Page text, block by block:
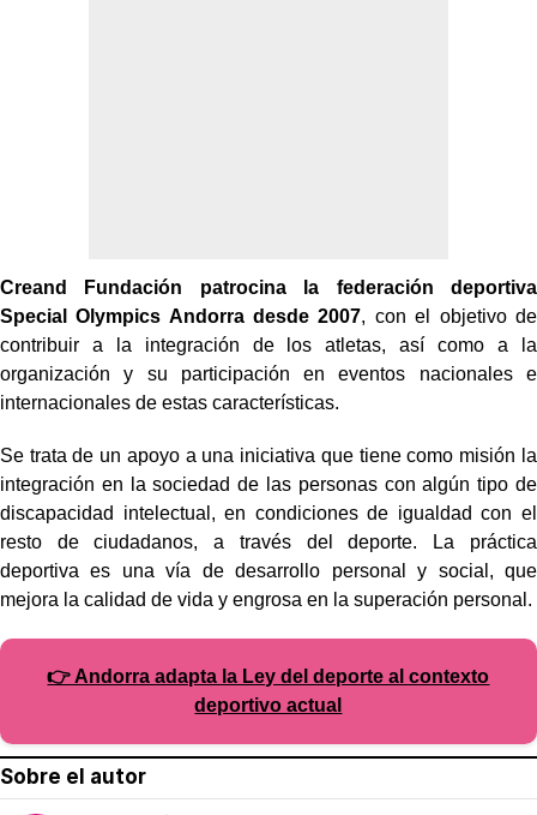
Creand Fundación patrocina la federación deportiva
Special Olympics Andorra desde 2007, con el objetivo de
contribuir a la integración de los atletas, así como a la
organización y su participación en eventos nacionales e
internacionales de estas características.
Se trata de un apoyo a una iniciativa que tiene como misión la
integración en la sociedad de las personas con algún tipo de
discapacidad intelectual, en condiciones de igualdad con el
resto de ciudadanos, a través del deporte. La práctica
deportiva es una vía de desarrollo personal y social, que
mejora la calidad de vida y engrosa en la superación personal.
👉 Andorra adapta la Ley del deporte al contexto
deportivo actual
Sobre el autor